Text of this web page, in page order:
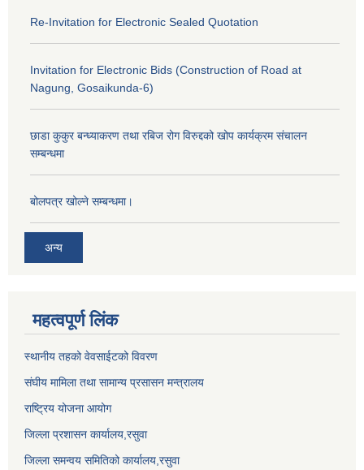
Re-Invitation for Electronic Sealed Quotation
Invitation for Electronic Bids (Construction of Road at
Nagung, Gosaikunda-6)
छाडा कुकुर बन्ध्याकरण तथा रबिज रोग विरुद्दको खोप कार्यक्रम संचालन
सम्बन्धमा
बोलपत्र खोल्ने सम्बन्धमा।
अन्य
महत्वपूर्ण लिंक
स्थानीय तहको वेवसाईटको विवरण
संघीय मामिला तथा सामान्य प्रसासन मन्त्रालय
राष्ट्रिय योजना आयोग
जिल्ला प्रशासन कार्यालय, रसुवा
जिल्ला समन्वय समितिको कार्यालय, रसुवा